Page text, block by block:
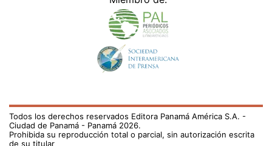
Todos los derechos reservados Editora Panamá América S.A. -
Ciudad de Panamá - Panamá 2026.
Prohibida su reproducción total o parcial, sin autorización escrita
de su titular